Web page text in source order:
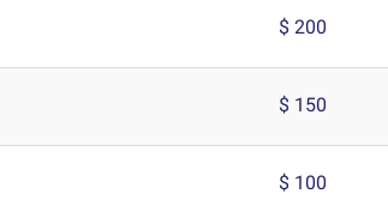
200 $
150 $
100 $